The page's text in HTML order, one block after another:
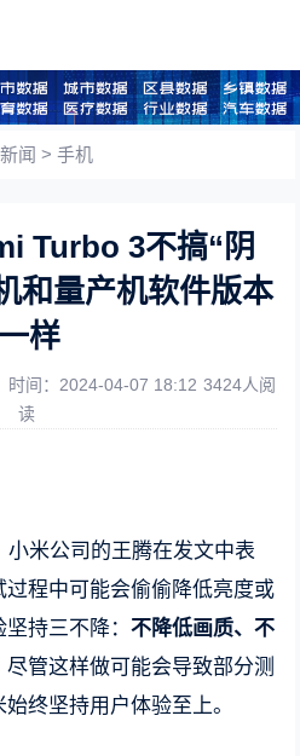
新闻 >手机
Turbo 3不搞“阴
和量产机软件版本
一样
时间：2024-04-07 18:12 3424人阅
读
小米公司的王腾在发文中表
程中可能会偷偷降低亮度或
坚持三不降：不降低画质、不
尽管这样做可能会导致部分测
终坚持用户体验至上。